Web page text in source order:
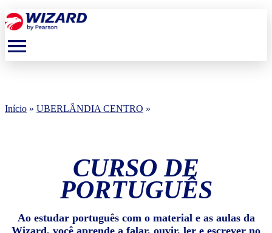
menu
Início » UBERLÂNDIA CENTRO »
CURSO DE
PORTUGUÊS
Ao estudar português com o material e as aulas da
Wizard, você aprende a falar, ouvir, ler e escrever no